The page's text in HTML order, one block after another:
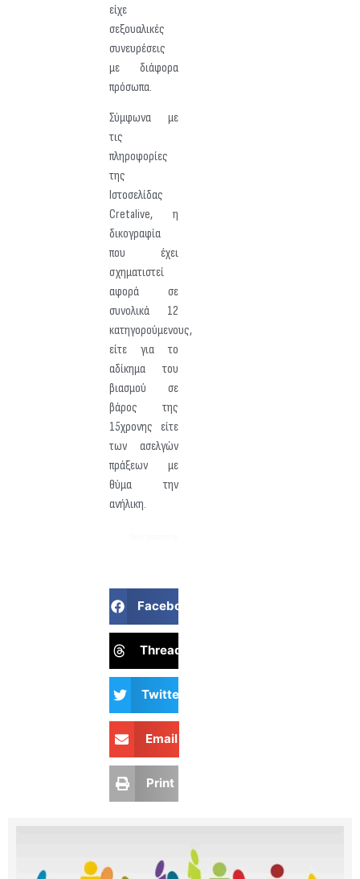
είχε
σεξουαλικές
συνευρέσεις
με διάφορα
πρόσωπα.
Σύμφωνα με
τις
πληροφορίες
της
Ιστοσελίδας
Cretalive, η
δικογραφία
που έχει
σχηματιστεί
αφορά σε
συνολικά 12
κατηγορούμενους,
είτε για το
αδίκημα του
βιασμού σε
βάρος της
15χρονης είτε
των ασελγών
πράξεων με
θύμα την
ανήλικη.
Facebook
Threads
Twitter
Email
Print